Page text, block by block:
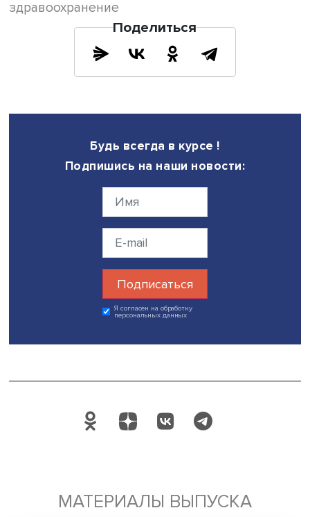
Итоги и перспективы
Подводя итоги конференции, Павел Васильев
сформировать на ее основе площадку взаимодействия
дисциплин, исследующих медицину. Он обратил
перспективу издания сборника работ участников
здоровья.
Стажер-исследователь Центра сравнительных
подчеркнула необходимость продолжения
обсуждения широкого круга тем, посвященных
профессиям, сообществам пациентов, истории
междисциплинарных медицинских исследований
Европейского Университета в Санкт-Петербурге
Новкунская отметила, что на конференцию было
несколько десятков заявок, а среди слушателей были
парламентарии, практики здравоохранения и
позволяет привлекать качественных авторов,
разных дисциплинах.
совокупности было представлено 70 докладов и два